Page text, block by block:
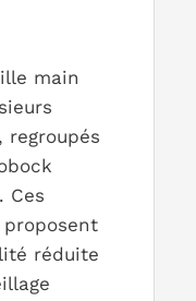
main
regroupés
Ces
proposent
réduite